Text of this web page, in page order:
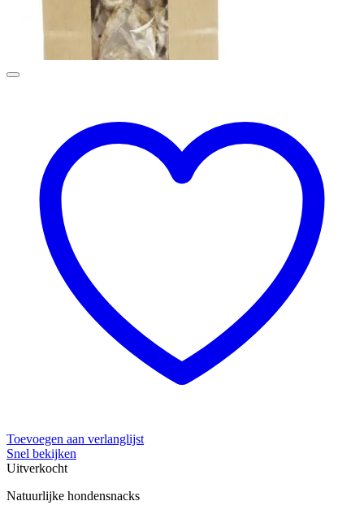
Toevoegen aan verlanglijst
Snel bekijken
Uitverkocht
Natuurlijke hondensnacks